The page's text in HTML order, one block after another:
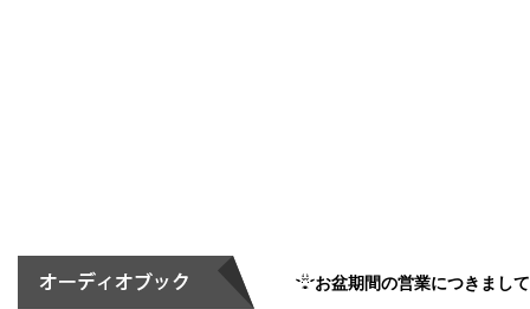
お盆期間の営業につきまして